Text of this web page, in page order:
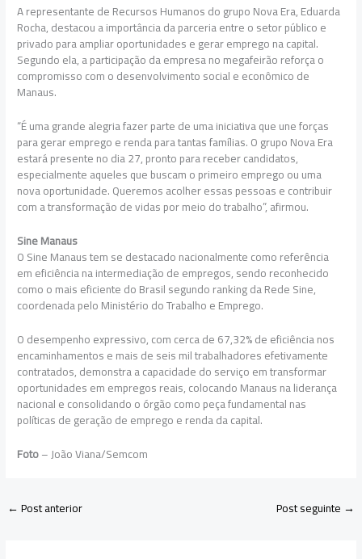
A representante de Recursos Humanos do grupo Nova Era, Eduarda
Rocha, destacou a importância da parceria entre o setor público e
privado para ampliar oportunidades e gerar emprego na capital.
Segundo ela, a participação da empresa no megafeirão reforça o
compromisso com o desenvolvimento social e econômico de
Manaus.
“É uma grande alegria fazer parte de uma iniciativa que une forças
para gerar emprego e renda para tantas famílias. O grupo Nova Era
estará presente no dia 27, pronto para receber candidatos,
especialmente aqueles que buscam o primeiro emprego ou uma
nova oportunidade. Queremos acolher essas pessoas e contribuir
com a transformação de vidas por meio do trabalho”, afirmou.
Sine Manaus
O Sine Manaus tem se destacado nacionalmente como referência
em eficiência na intermediação de empregos, sendo reconhecido
como o mais eficiente do Brasil segundo ranking da Rede Sine,
coordenada pelo Ministério do Trabalho e Emprego.
O desempenho expressivo, com cerca de 67,32% de eficiência nos
encaminhamentos e mais de seis mil trabalhadores efetivamente
contratados, demonstra a capacidade do serviço em transformar
oportunidades em empregos reais, colocando Manaus na liderança
nacional e consolidando o órgão como peça fundamental nas
políticas de geração de emprego e renda da capital.
Foto– João Viana/Semcom
←Post anterior Post seguinte →